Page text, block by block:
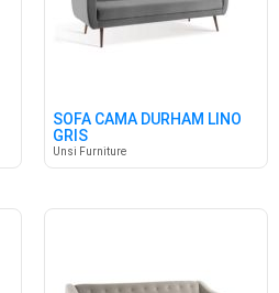
SOFA CAMA DURHAM LINO
GRIS
Unsi Furniture